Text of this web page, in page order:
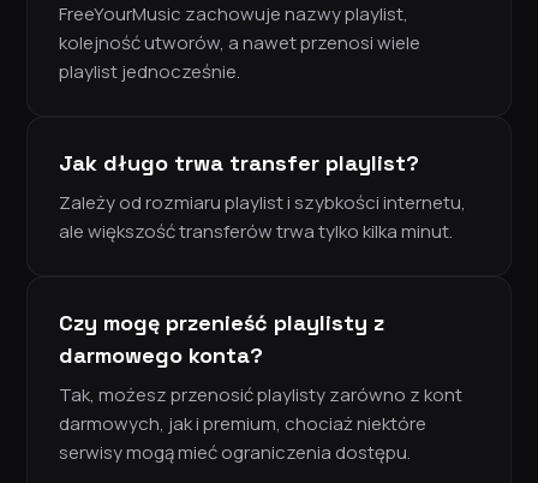
FreeYourMusic zachowuje nazwy playlist,
kolejność utworów, a nawet przenosi wiele
playlist jednocześnie.
Jak długo trwa transfer playlist?
Zależy od rozmiaru playlist i szybkości internetu,
ale większość transferów trwa tylko kilka minut.
Czy mogę przenieść playlisty z
darmowego konta?
Tak, możesz przenosić playlisty zarówno z kont
darmowych, jak i premium, chociaż niektóre
serwisy mogą mieć ograniczenia dostępu.